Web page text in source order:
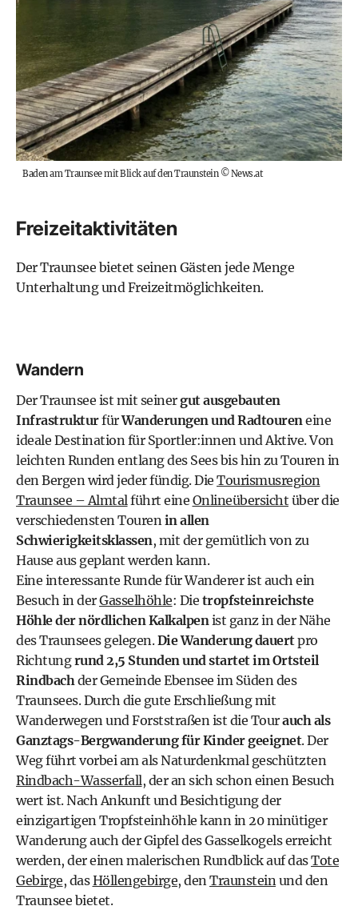
Baden am Traunsee mit Blick auf den Traunstein©News.at
Freizeitaktivitäten
Der Traunsee bietet seinen Gästen jede Menge
Unterhaltung und Freizeitmöglichkeiten.
Wandern
Der Traunsee ist mit seinergut ausgebauten
InfrastrukturfürWanderungen und Radtoureneine
ideale Destination für Sportler:innen und Aktive. Von
leichten Runden entlang des Sees bis hin zu Touren in
den Bergen wird jeder fündig. Die Tourismusregion
Traunsee – Almtalführt eine Onlineübersicht über die
verschiedensten Tourenin allen
Schwierigkeitsklassen, mit der gemütlich von zu
Hause aus geplant werden kann.
Eine interessante Runde für Wanderer ist auch ein
Besuch in derGasselhöhle: Die tropfsteinreichste
Höhle der nördlichen Kalkalpenist ganz in der Nähe
des Traunsees gelegen.Die Wanderung dauertpro
Richtungrund 2,5 Stunden und startet im Ortsteil
Rindbachder Gemeinde Ebensee im Süden des
Traunsees. Durch die gute Erschließung mit
Wanderwegen und Forststraßen ist die Tourauch als
Ganztags-Bergwanderung für Kinder geeignet. Der
Weg führt vorbei am als Naturdenkmal geschützten
Rindbach-Wasserfall, der an sich schon einen Besuch
wert ist. Nach Ankunft und Besichtigung der
einzigartigen Tropfsteinhöhle kann in 20 minütiger
Wanderung auch der Gipfel des Gasselkogels erreicht
werden, der einen malerischen Rundblick auf dasTote
Gebirge, dasHöllengebirge, denTraunsteinund den
Traunsee bietet.